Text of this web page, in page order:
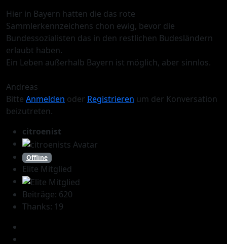
Hier in Bayern hatten die das rote
Sammlerkennzeichens chon ewig, bevor die
Bundessozialisten das in den restlichen Budesländern
erlaubt haben.
Ein Leben außerhalb Bayern ist möglich, aber sinnlos.
Andreas
Bitte Anmelden oder Registrieren um der Konversation
beizutreten.
citroenist
Offline
Elite Mitglied
Beiträge: 620
Thanks: 19